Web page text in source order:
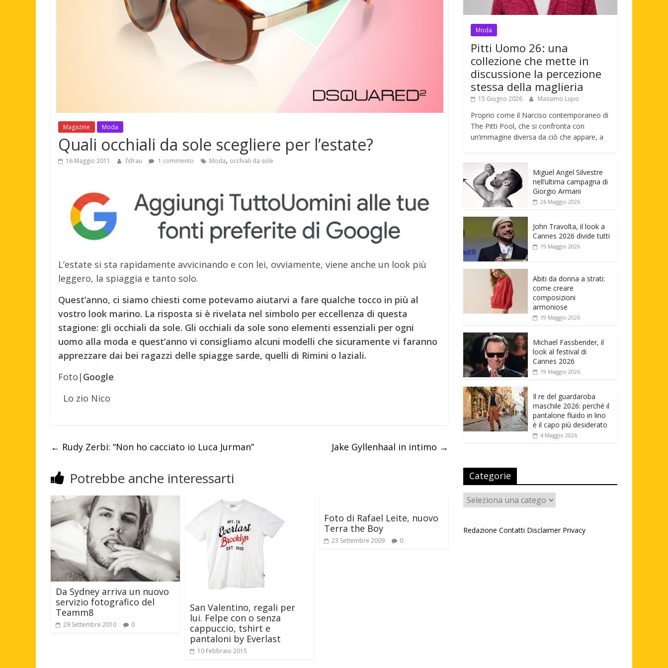
Magazine Moda
Quali occhiali da sole scegliere per l’estate?
16 Maggio 2011 fsfrau 1 commento Moda, occhiali da sole
L’estate si sta rapidamente avvicinando e con lei, ovviamente, viene anche un look più
leggero, la spiaggia e tanto solo.
Quest’anno, ci siamo chiesti come potevamo aiutarvi a fare qualche tocco in più al
vostro look marino. La risposta si è rivelata nel simbolo per eccellenza di questa
stagione: gli occhiali da sole. Gli occhiali da sole sono elementi essenziali per ogni
uomo alla moda e quest’anno vi consigliamo alcuni modelli che sicuramente vi faranno
apprezzare dai bei ragazzi delle spiagge sarde, quelli di Rimini o laziali.
Foto| Google
Lo zio Nico
← Rudy Zerbi: “Non ho cacciato io Luca Jurman” Jake Gyllenhaal in intimo →
Potrebbe anche interessarti
Da Sydney arriva un nuovo
servizio fotografico del
Teamm8
29 Settembre 2010 0
San Valentino, regali per
lui. Felpe con o senza
cappuccio, tshirt e
pantaloni by Everlast
10 Febbraio 2015
Foto di Rafael Leite, nuovo
Terra the Boy
23 Settembre 2009 0
Moda
Pitti Uomo 26: una
collezione che mette in
discussione la percezione
stessa della maglieria
15 Giugno 2026 Massimo Lupo
Proprio come il Narciso contemporaneo di
The Pitti Pool, che si confronta con
un’immagine diversa da ciò che appare, a
Miguel Angel Silvestre
nell’ultima campagna di
Giorgio Armani
26 Maggio 2026
John Travolta, il look a
Cannes 2026 divide tutti
19 Maggio 2026
Abiti da donna a strati:
come creare
composizioni
armoniose
19 Maggio 2026
Michael Fassbender, il
look al festival di
Cannes 2026
19 Maggio 2026
Il re del guardaroba
maschile 2026: perché il
pantalone fluido in lino
è il capo più desiderato
4 Maggio 2026
Categorie
Categorie
Redazione Contatti Disclaimer Privacy